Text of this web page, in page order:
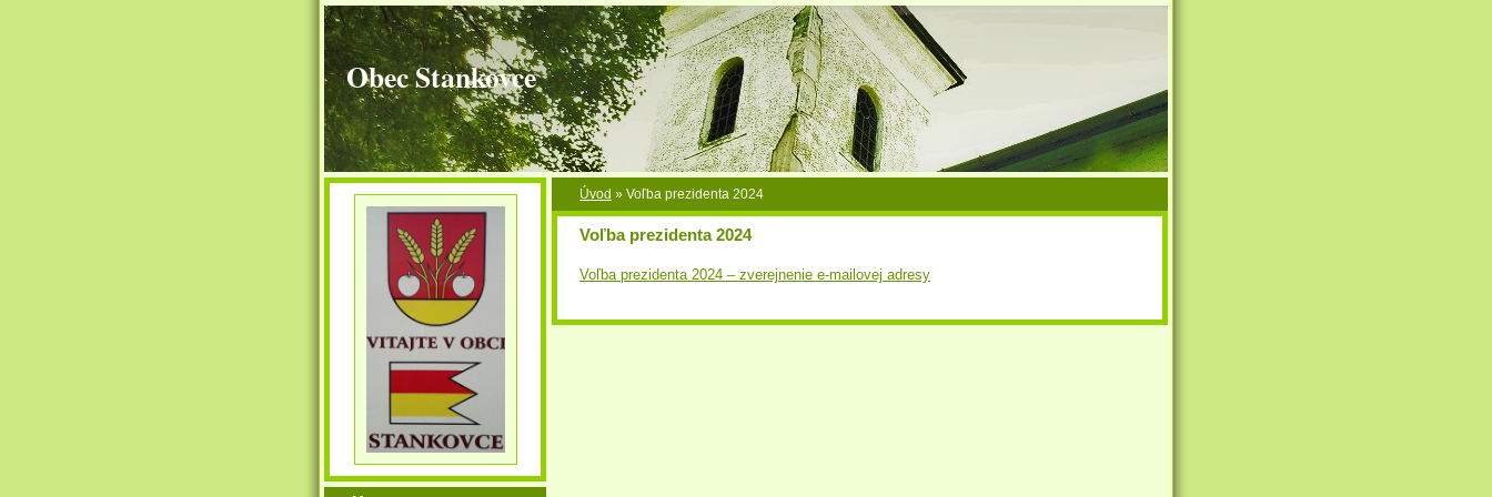
Obec Stankovce
Úvod » Voľba prezidenta 2024
Voľba prezidenta 2024
Voľba prezidenta 2024 – zverejnenie e-mailovej adresy